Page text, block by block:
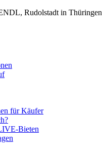
Rudolstadt in Thüringen
für Käufer
Bieten